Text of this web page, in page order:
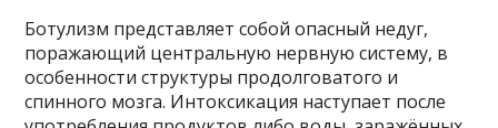
Ботулизм представляет собой опасный недуг,
поражающий центральную нервную систему, в
особенности структуры продолговатого и
спинного мозга. Интоксикация наступает после